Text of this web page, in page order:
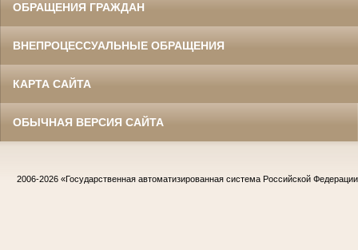
ОБРАЩЕНИЯ ГРАЖДАН
ВНЕПРОЦЕССУАЛЬНЫЕ ОБРАЩЕНИЯ
КАРТА САЙТА
ОБЫЧНАЯ ВЕРСИЯ САЙТА
2006-2026 «Государственная автоматизированная система Российской